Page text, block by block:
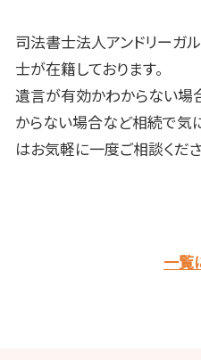
司法書士法人アンドリーガ
士が在籍しております。
遺言が有効かわからない場
からない場合など相続で気
はお気軽に一度ご相談くださ
一覧